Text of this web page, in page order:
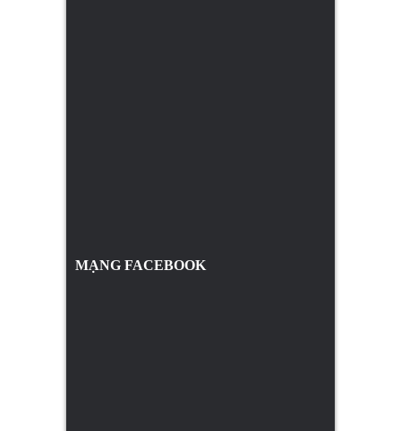
MẠNG FACEBOOK